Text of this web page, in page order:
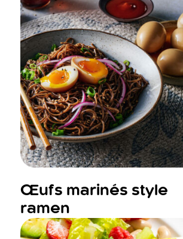
Œufs marinés style
ramen